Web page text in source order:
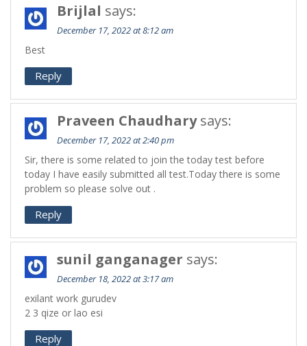
Brijlal says:
December 17, 2022 at 8:12 am
Best
Reply
Praveen Chaudhary says:
December 17, 2022 at 2:40 pm
Sir, there is some related to join the today test before
today I have easily submitted all test.Today there is some
problem so please solve out .
Reply
sunil ganganager says:
December 18, 2022 at 3:17 am
exilant work gurudev
2 3 qize or lao esi
Reply